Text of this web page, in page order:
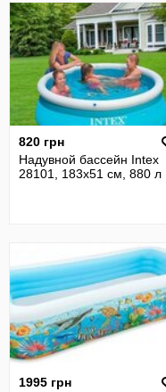
820 грн
Надувной бассейн Intex
28101, 183х51 см, 880 л
1995 грн